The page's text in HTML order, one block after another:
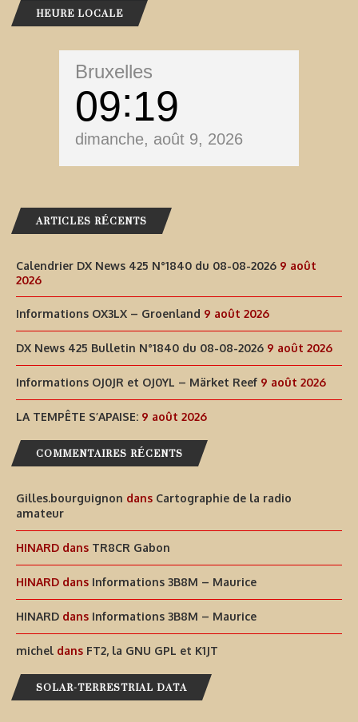
HEURE LOCALE
Bruxelles
09 19
dimanche, août 9, 2026
ARTICLES RÉCENTS
Calendrier DX News 425 N°1840 du 08-08-2026 9 août
2026
Informations OX3LX – Groenland 9 août 2026
DX News 425 Bulletin N°1840 du 08-08-2026 9 août 2026
Informations OJ0JR et OJ0YL – Märket Reef 9 août 2026
LA TEMPÊTE S’APAISE: 9 août 2026
COMMENTAIRES RÉCENTS
Gilles.bourguignon dans Cartographie de la radio
amateur
HINARD dans TR8CR Gabon
HINARD dans Informations 3B8M – Maurice
HINARD dans Informations 3B8M – Maurice
michel dans FT2, la GNU GPL et K1JT
SOLAR-TERRESTRIAL DATA